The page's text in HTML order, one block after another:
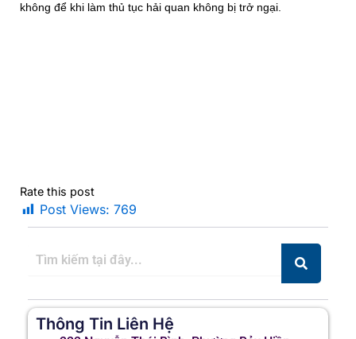
không để khi làm thủ tục hải quan không bị trở ngại.
Rate this post
Post Views: 769
Thông Tin Liên Hệ